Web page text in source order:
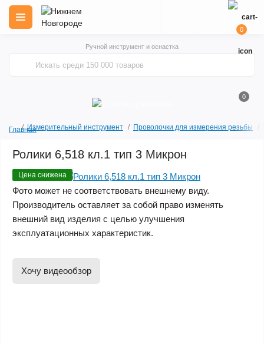
Ручной инструмент и оснастка
0
0
ГлавнаяИзмерительный инструмент Проволочки для измерения резьбы
Ролики 6,518 кл.1 тип 3 Микрон
Цена снижена
Фото может не соответствовать внешнему виду.
Производитель оставляет за собой право изменять
внешний вид изделия с целью улучшения
эксплуатационных характеристик.
Хочу видеообзор